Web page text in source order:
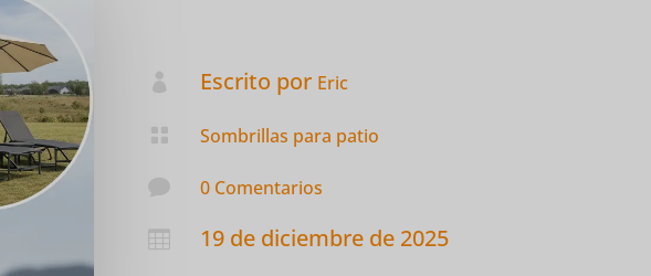
 Escrito por Eric
 Sombrillas para patio
 0 Comentarios
 19 de diciembre de 2025